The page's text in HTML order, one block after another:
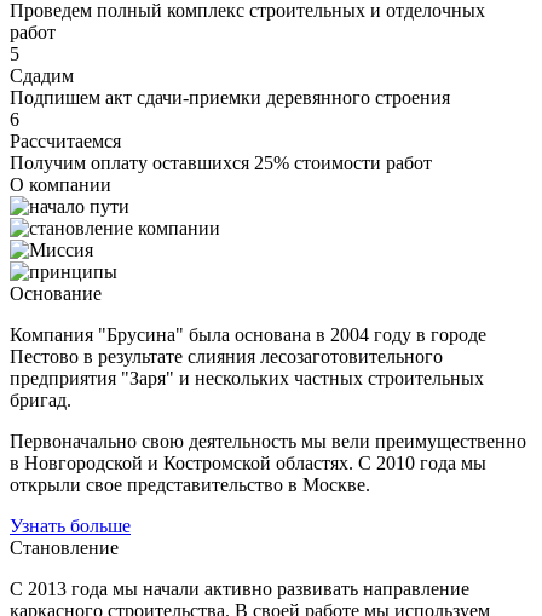
Проведем полный комплекс строительных и отделочных
работ
5
Сдадим
Подпишем акт сдачи-приемки деревянного строения
6
Рассчитаемся
Получим оплату оставшихся 25% стоимости работ
О компании
Основание
Компания "Брусина" была основана в 2004 году в городе
Пестово в результате слияния лесозаготовительного
предприятия "Заря" и нескольких частных строительных
бригад.
Первоначально свою деятельность мы вели преимущественно
в Новгородской и Костромской областях. С 2010 года мы
открыли свое представительство в Москве.
Узнать больше
Становление
С 2013 года мы начали активно развивать направление
каркасного строительства. В своей работе мы используем